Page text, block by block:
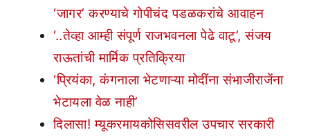
‘जागर’ करण्याचे गोपीचंद पडळकरांचे आवाहन
‘..तेव्हा आम्ही संपूर्ण राजभवनला पेढे वाटू’, संजय
राऊतांची मार्मिक प्रतिक्रिया
‘प्रियंका, कंगनाला भेटणाऱ्या मोदींना संभाजीराजेंना
भेटायला वेळ नाही’
दिलासा! म्यूकरमायकोसिसवरील उपचार सरकारी